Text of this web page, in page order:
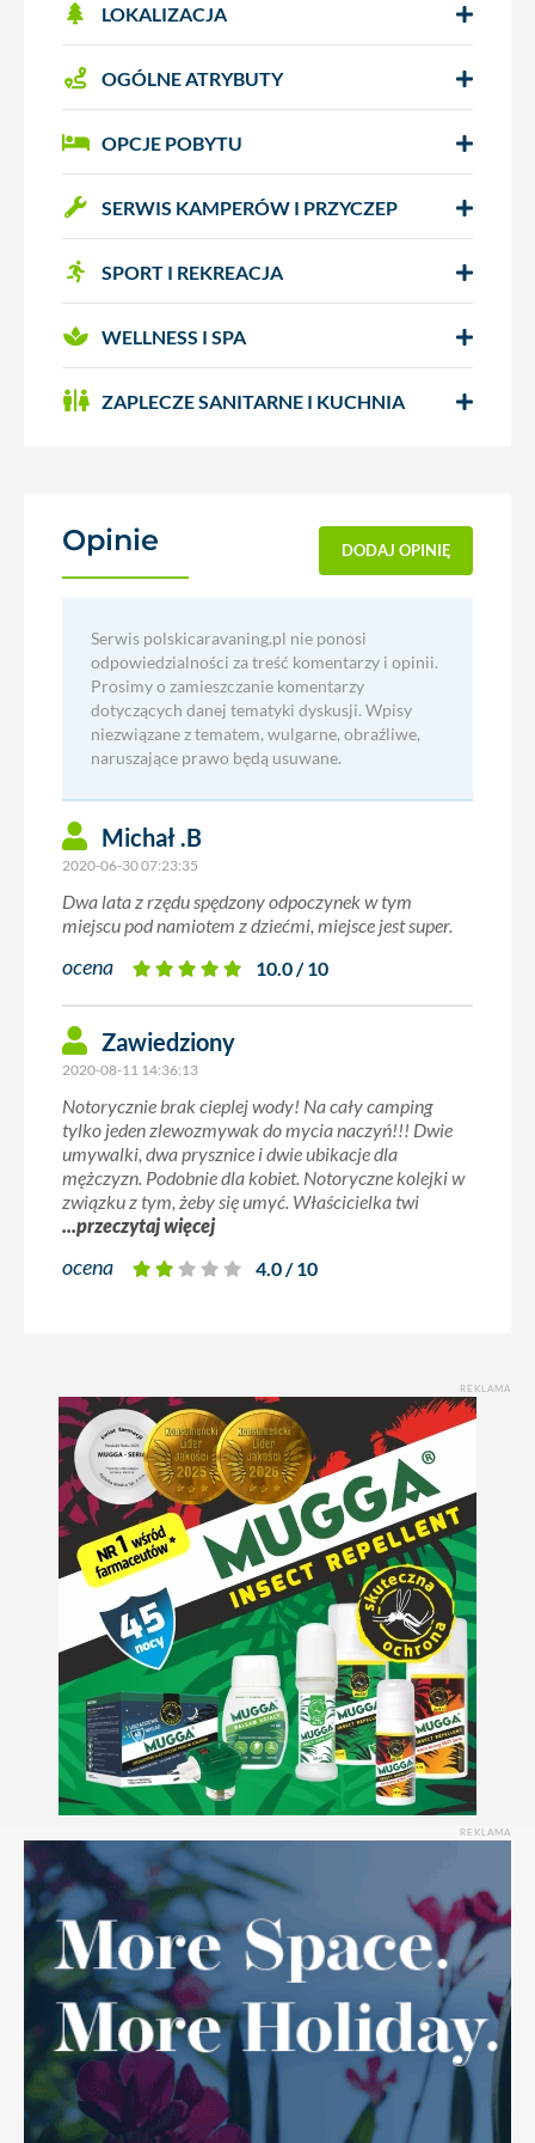
LOKALIZACJA
OGÓLNE ATRYBUTY
OPCJE POBYTU
SERWIS KAMPERÓW I PRZYCZEP
SPORT I REKREACJA
WELLNESS I SPA
ZAPLECZE SANITARNE I KUCHNIA
Opinie DODAJ OPINIĘ
Serwis polskicaravaning.pl nie ponosi
odpowiedzialności za treść komentarzy i opinii.
Prosimy o zamieszczanie komentarzy
dotyczących danej tematyki dyskusji. Wpisy
niezwiązane z tematem, wulgarne, obraźliwe,
naruszające prawo będą usuwane.
Michał .B
2020-06-30 07:23:35
Dwa lata z rzędu spędzony odpoczynek w tym
miejscu pod namiotem z dziećmi, miejsce jest super.
ocena 10.0 / 10
Zawiedziony
2020-08-11 14:36:13
Notorycznie brak cieplej wody! Na cały camping
tylko jeden zlewozmywak do mycia naczyń!!! Dwie
umywalki, dwa prysznice i dwie ubikacje dla
mężczyzn. Podobnie dla kobiet. Notoryczne kolejki w
związku z tym, żeby się umyć. Właścicielka twi
...przeczytaj więcej
ocena 4.0 / 10
REKLAMA
REKLAMA